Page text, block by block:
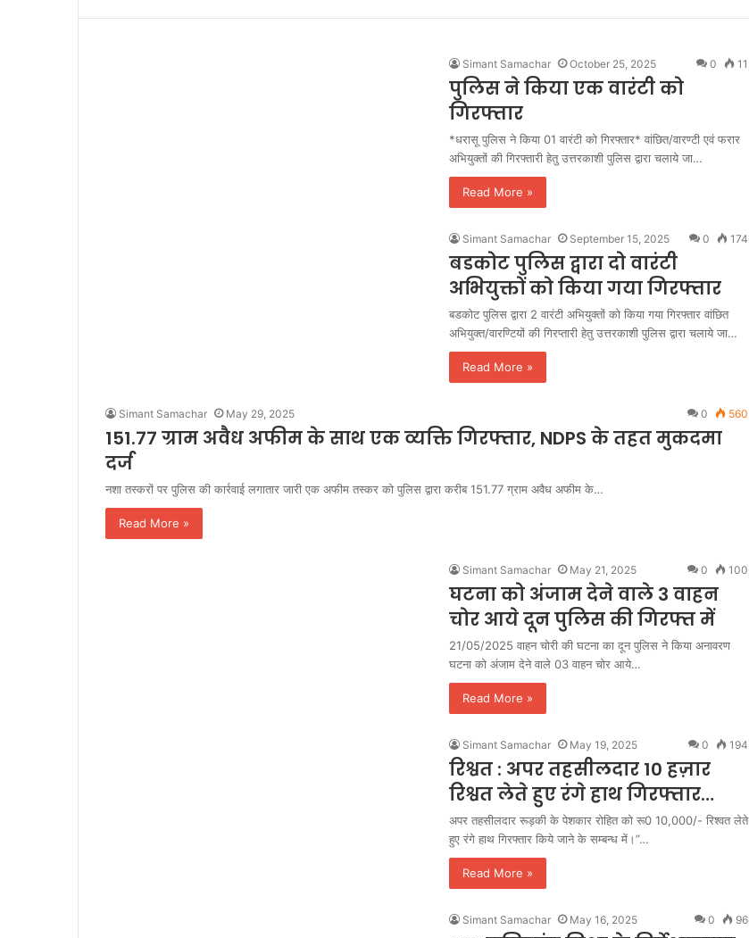
Simant Samachar October 25, 2025 0 11
पुलिस ने किया एक वारंटी को
गिरफ्तार
*धरासू पुलिस ने किया 01 वारंटी को गिरफ्तार* वांछित/वारण्टी एवं फरार
अभियुक्तों की गिरफ्तारी हेतु उत्तरकाशी पुलिस द्वारा चलाये जा…
Read More »
Simant Samachar September 15, 2025 0 174
बडकोट पुलिस द्वारा दो वारंटी
अभियुक्तों को किया गया गिरफ्तार
बडकोट पुलिस द्वारा 2 वारंटी अभियुक्तों को किया गया गिरफ्तार वांछित
अभियुक्त/वारण्टियों की गिरप्तारी हेतु उत्तरकाशी पुलिस द्वारा चलाये जा…
Read More »
Simant Samachar May 29, 2025 0 560
151.77 ग्राम अवैध अफीम के साथ एक व्यक्ति गिरफ्तार, NDPS के तहत मुकदमा
दर्ज
नशा तस्करों पर पुलिस की कार्रवाई लगातार जारी एक अफीम तस्कर को पुलिस द्वारा करीब 151.77 ग्राम अवैध अफीम के…
Read More »
Simant Samachar May 21, 2025 0 100
घटना को अंजाम देने वाले 3 वाहन
चोर आये दून पुलिस की गिरफ्त में
21/05/2025 वाहन चोरी की घटना का दून पुलिस ने किया अनावरण
घटना को अंजाम देने वाले 03 वाहन चोर आये…
Read More »
Simant Samachar May 19, 2025 0 194
रिश्वत : अपर तहसीलदार 10 हज़ार
रिश्वत लेते हुए रंगे हाथ गिरफ्तार…
अपर तहसीलदार रूड़की के पेशकार रोहित को रू0 10,000/- रिश्वत लेते
हुए रंगे हाथ गिरफ्तार किये जाने के सम्बन्ध में।”…
Read More »
Simant Samachar May 16, 2025 0 96